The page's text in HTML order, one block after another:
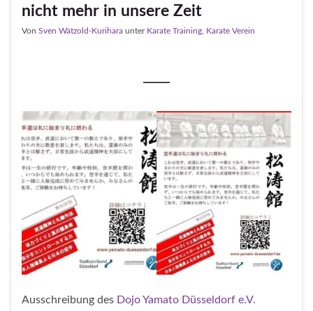
nicht mehr in unsere Zeit
Von Sven Wätzold-Kurihara unter Karate Training Karate Verein
Ausschreibung des Dojo Yamato Düsseldorf e.V.